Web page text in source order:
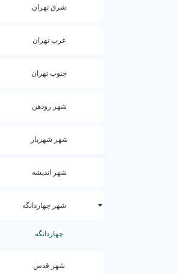
شرق تهران
غرب تهران
جنوب تهران
شهر رودهن
شهر شهریار
شهر اندیشه
شهر چهاردانگه
چهاردانگه
شهر قدس